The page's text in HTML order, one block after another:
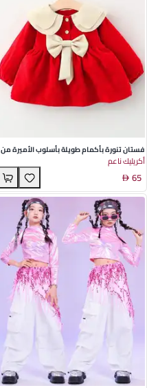
فستان تنورة بأكمام طويلة بأسلوب الأميرة من
قماش الكوردروي للبنات الصغيرات - وردي أحمر
وبنفسجي مثالي لمناسبات الربيع والخريف مع
تفاصيل القوس الكبير
أكريليك ناعم
65